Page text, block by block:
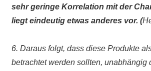
sehr geringe Korrelation mit der
liegt eindeutig etwas anderes vor. (
6. Daraus folgt, dass diese Produkte
betrachtet werden sollten, unabhängig